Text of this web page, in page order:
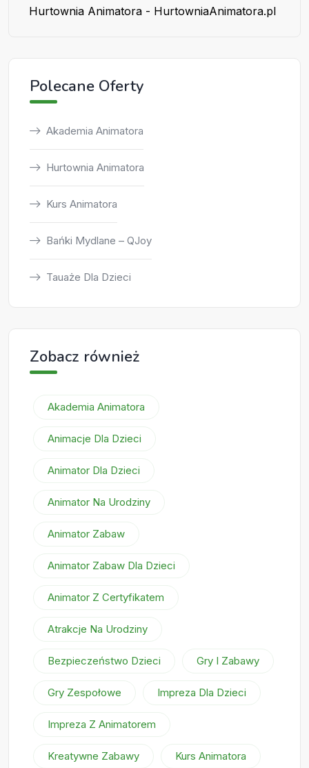
Hurtownia Animatora - HurtowniaAnimatora.pl
Polecane Oferty
Akademia Animatora
Hurtownia Animatora
Kurs Animatora
Bańki Mydlane – QJoy
Tauaże Dla Dzieci
Zobacz również
Akademia Animatora
Animacje Dla Dzieci
Animator Dla Dzieci
Animator Na Urodziny
Animator Zabaw
Animator Zabaw Dla Dzieci
Animator Z Certyfikatem
Atrakcje Na Urodziny
Bezpieczeństwo Dzieci Gry I Zabawy
Gry Zespołowe Impreza Dla Dzieci
Impreza Z Animatorem
Kreatywne Zabawy Kurs Animatora